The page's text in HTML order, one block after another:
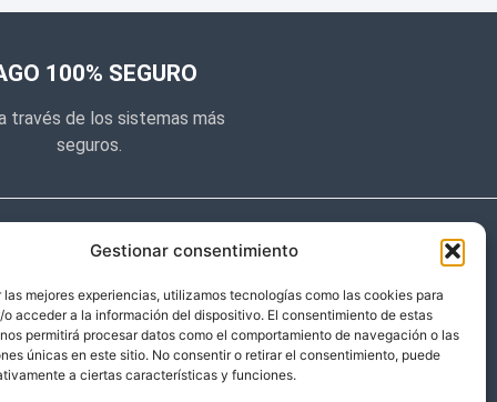
Gestionar consentimiento
las mejores experiencias, utilizamos tecnologías como las cookies para
o acceder a la información del dispositivo. El consentimiento de estas
permitirá procesar datos como el comportamiento de navegación o las
únicas en este sitio. No consentir o retirar el consentimiento, puede
a ciertas características y funciones.
100% SEGURO
través de los sistemas más
seguros.
noticias
sólo cosas importantes.